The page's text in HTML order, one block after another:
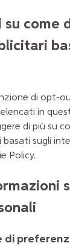
su come
di opt-
elencati in
di più su
basati sugli
Policy.
di